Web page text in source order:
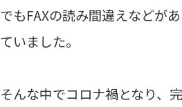
でもFAXの読み間違えなどが
ていました。
そんな中でコロナ禍となり、